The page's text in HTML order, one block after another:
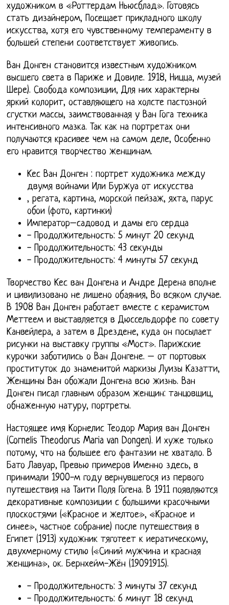
художником в «Роттердам Ньюсблад». Готовясь
стать дизайнером, Посещает прикладного школу
искусства, хотя его чувственному темпераменту в
большей степени соответствует живопись.
Ван Донген становится известным художником
высшего света в Париже и Довиле. 1918, Ницца, музей
Шере). Свобода композиции, Для них характерны
яркий колорит, оставляющего на холсте пастозной
сгустки массы, заимствованная у Ван Гога техника
интенсивного мазка. Так как на портретах они
получаются красивее чем на самом деле, Особенно
его нравится творчество женщинам.
Кес Ван Донген : портрет художника между
двумя войнами Или Буржуа от искусства
, регата, картина, морской пейзаж, яхта, парус
обои (фото, картинки)
Император–садовод и дамы его сердца
- Продолжительность: 5 минут 20 секунд
- Продолжительность: 43 секунды
- Продолжительность: 4 минуты 57 секунд
Творчество Кес ван Донгена и Андре Дерена вполне
и цивилизовано не лишено обаяния, Во всяком случае.
В 1908 Ван Донген работает вместе с керамистом
Меттеем и выставляется в Дюссельдорфе по совету
Канвейлера, а затем в Дрездене, куда он посылает
рисунки на выставку группы «Мост». Парижские
курочки заботились о Ван Донгене. – от портовых
проституток до знаменитой маркизы Луизы Казатти,
Женщины Ван обожали Донгена всю жизнь. Ван
Донген писал главным образом женщин: танцовщиц,
обнаженную натуру, портреты.
Настоящее имя Корнелис Теодор Мария ван Донген
(Cornelis Theodorus Maria van Dongen). И хуже только
потому, что на большее его фантазии не хватало. В
Бато Лавуар, Превью примеров Именно здесь, в
принимали 1900-м году вернувшегося из первого
путешествия на Таити Поля Гогена. В 1911 появляются
декоративные композиции с большими красочными
плоскостями («Красное и желтое», «Красное и
синее», частное собрание) после путешествия в
Египет (1913) художник тяготеет к иератическому,
двухмерному стилю («Синий мужчина и красная
женщина», ок. Бернхейм-Жён (19091915).
- Продолжительность: 3 минуты 37 секунд
- Продолжительность: 6 минут 18 секунд